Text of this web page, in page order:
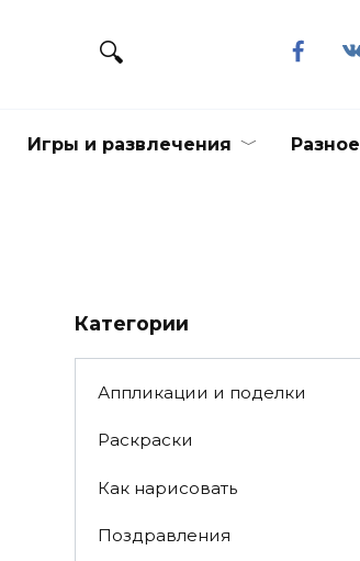
Игры и развлечения Разное
Категории
Аппликации и поделки
Раскраски
Как нарисовать
Поздравления